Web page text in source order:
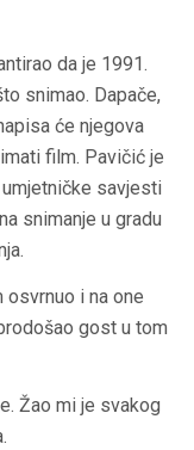
da je 1991.
snimao. Dapače,
će njegova
film. Pavičić je
savjesti
snimanje u gradu
osvrnuo i na one
gost u tom
Žao mi je svakog